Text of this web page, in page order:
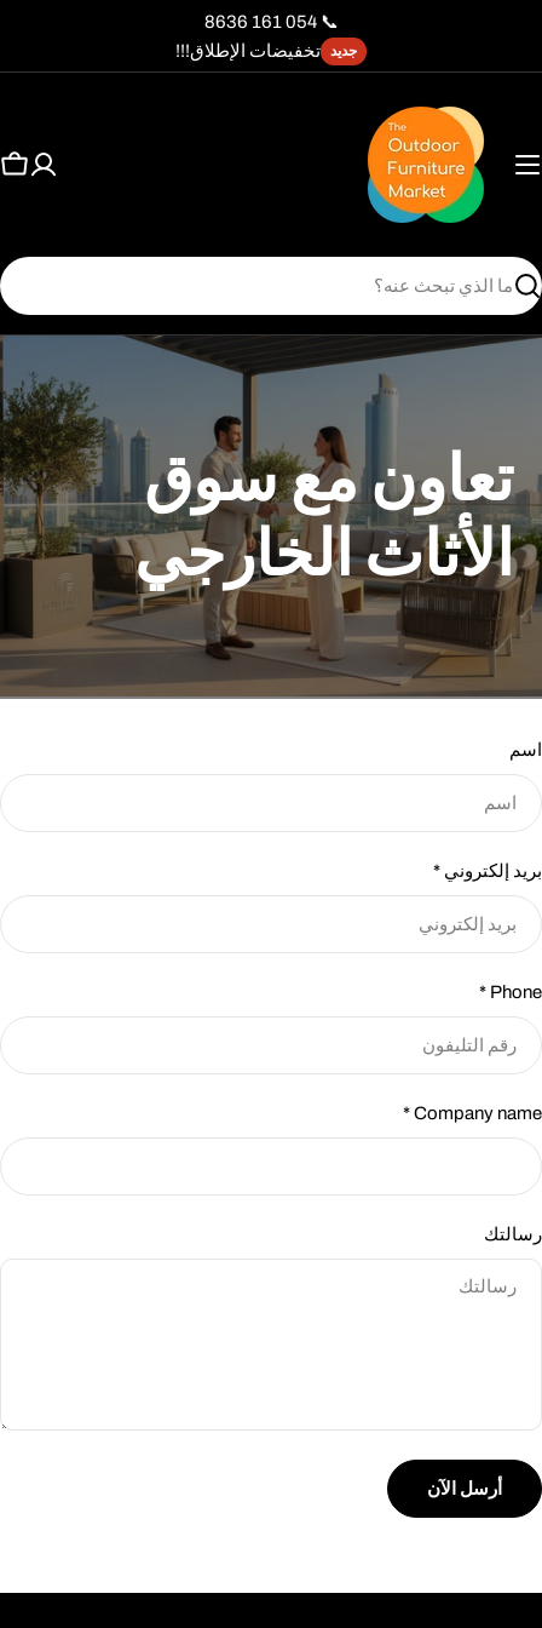
المحتوى
📞 054 161 8636
جديد تخفيضات الإطلاق!!!
يبحث
تعاون مع سوق
الأثاث الخارجي
ن
م
و
ج
ا
ل
ت
ص
ا
اسم
بريد إلكتروني *
Phone
*
Company name
*
رسالتك
أرسل الآن